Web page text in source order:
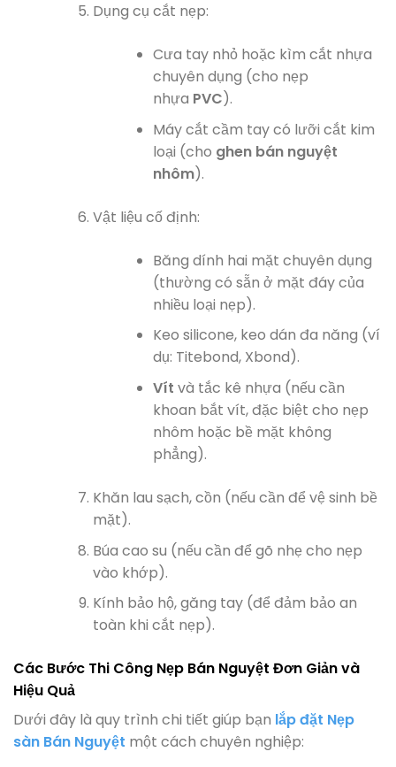
Dụng cụ cắt nẹp:
Cưa tay nhỏ hoặc kìm cắt nhựa
chuyên dụng (cho nẹp
nhựa PVC).
Máy cắt cầm tay có lưỡi cắt kim
loại (cho ghen bán nguyệt
nhôm).
Vật liệu cố định:
Băng dính hai mặt chuyên dụng
(thường có sẵn ở mặt đáy của
nhiều loại nẹp).
Keo silicone, keo dán đa năng (ví
dụ: Titebond, Xbond).
Vít và tắc kê nhựa (nếu cần
khoan bắt vít, đặc biệt cho nẹp
nhôm hoặc bề mặt không
phẳng).
Khăn lau sạch, cồn (nếu cần để vệ sinh bề
mặt).
Búa cao su (nếu cần để gõ nhẹ cho nẹp
vào khớp).
Kính bảo hộ, găng tay (để đảm bảo an
toàn khi cắt nẹp).
Các Bước Thi Công Nẹp Bán Nguyệt Đơn Giản và
Hiệu Quả
Dưới đây là quy trình chi tiết giúp bạn lắp đặt Nẹp
sàn Bán Nguyệt một cách chuyên nghiệp: